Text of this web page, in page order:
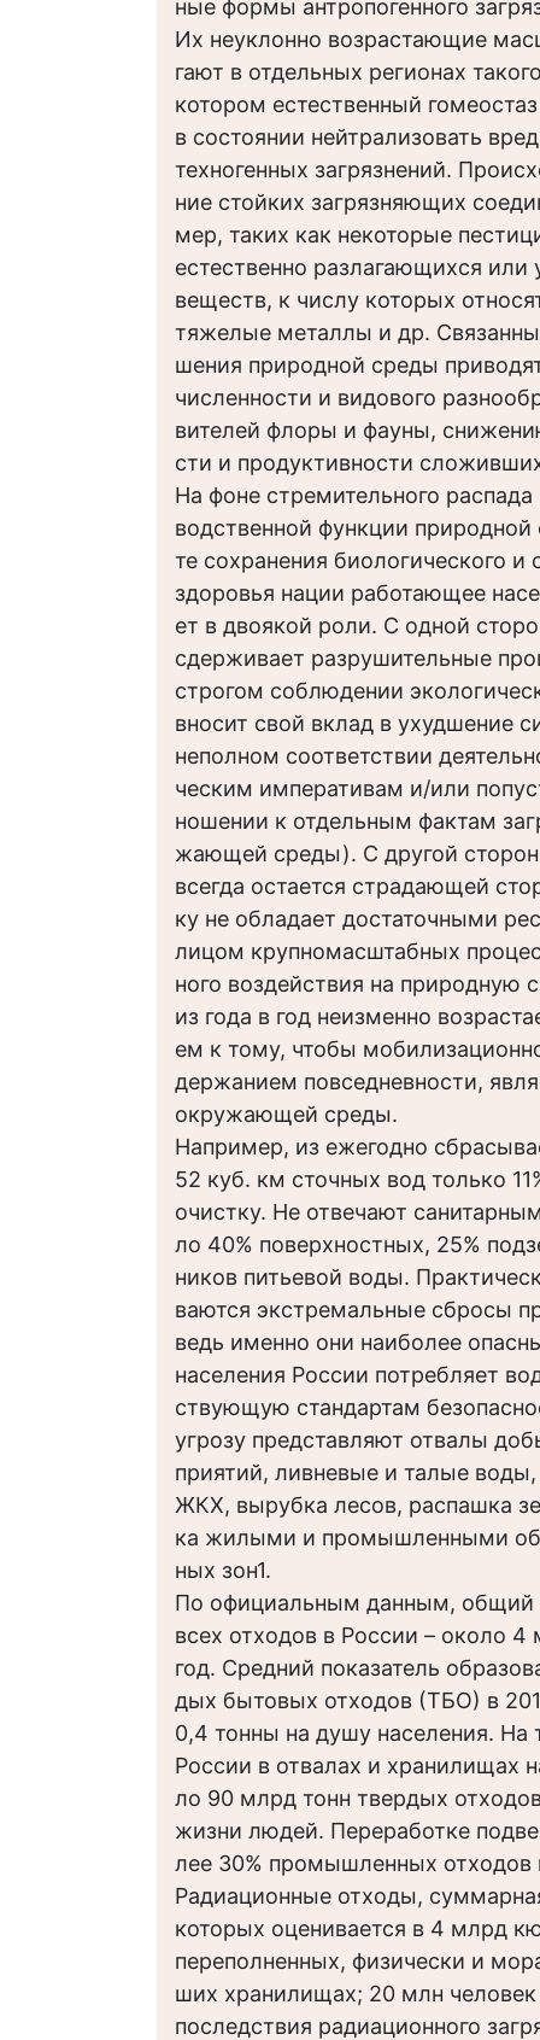
ные формы антропогенного
Их неуклонно возрастающие
гают в отдельных регионах
котором естественный
в состоянии нейтрализовать
техногенных загрязнений.
ние стойких загрязняющих
мер, таких как некоторые
естественно разлагающихся или
веществ, к числу которых
тяжелые металлы и др.
шения природной среды
численности и видового
вителей флоры и фауны,
сти и продуктивности
На фоне стремительного
водственной функции природной
те сохранения биологического и
здоровья нации работающее
ет в двоякой роли. С одной
сдерживает разрушительные
строгом соблюдении
вносит свой вклад в ухудшение
неполном соответствии
ческим императивам и/или
ношении к отдельным фактам
жающей среды). С другой
всегда остается страдающей
ку не обладает достаточными
лицом крупномасштабных
ного воздействия на природную
из года в год неизменно
ем к тому, чтобы
держанием повседневности,
окружающей среды.
Например, из ежегодно
52 куб. км сточных вод только
очистку. Не отвечают
ло 40% поверхностных, 25%
ников питьевой воды.
ваются экстремальные сбросы
ведь именно они наиболее
населения России потребляет
ствующую стандартам
угрозу представляют отвалы
приятий, ливневые и талые
ЖКХ, вырубка лесов, распашка
ка жилыми и промышленными
ных зон1.
По официальным данным, общий
всех отходов в России – около 4
год. Средний показатель
дых бытовых отходов (ТБО) в
0,4 тонны на душу населения. На
России в отвалах и хранилищах
ло 90 млрд тонн твердых
жизни людей. Переработке
лее 30% промышленных отходов
Радиационные отходы,
которых оценивается в 4 млрд
переполненных, физически и
ших хранилищах; 20 млн
последствия радиационного